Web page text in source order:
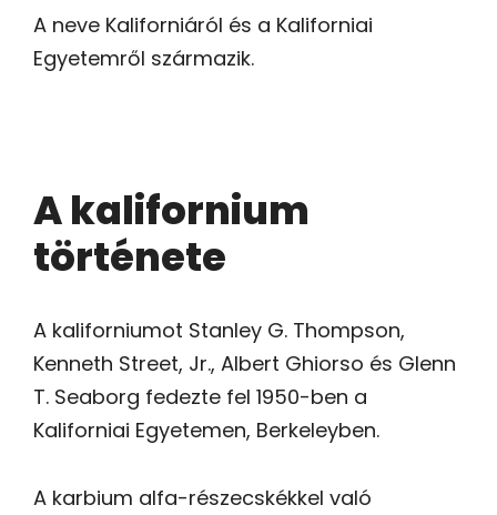
A neve Kaliforniáról és a Kaliforniai
Egyetemről származik.
A kalifornium
története
A kaliforniumot Stanley G. Thompson,
Kenneth Street, Jr., Albert Ghiorso és Glenn
T. Seaborg fedezte fel 1950-ben a
Kaliforniai Egyetemen, Berkeleyben.
A karbium alfa-részecskékkel való